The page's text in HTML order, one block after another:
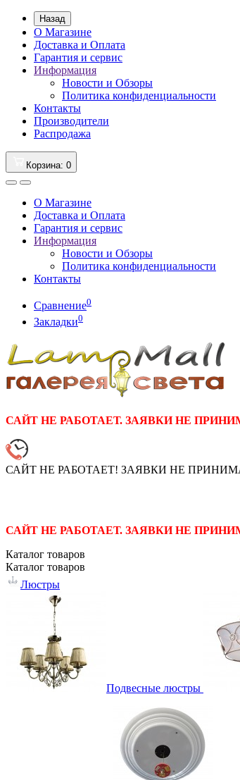
Назад
О Магазине
Доставка и Оплата
Гарантия и сервис
Информация
Новости и Обзоры
Политика конфиденциальности
Контакты
Производители
Распродажа
Корзина: 0
О Магазине
Доставка и Оплата
Гарантия и сервис
Информация
Новости и Обзоры
Политика конфиденциальности
Контакты
Сравнение0
Закладки0
САЙТ НЕ РАБОТАЕТ. ЗАЯВКИ НЕ
САЙТ НЕ РАБОТАЕТ! ЗАЯВКИ НЕ
САЙТ НЕ РАБОТАЕТ. ЗАЯВКИ НЕ
Каталог товаров
Каталог товаров
Люстры
Подвесные люстры